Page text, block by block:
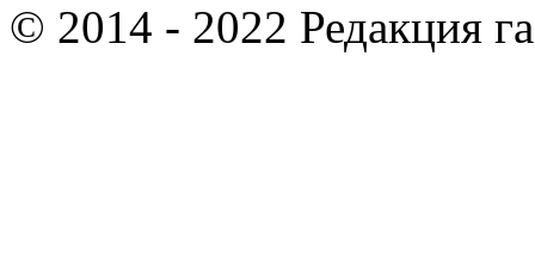
© 2014 - 2022 Редакция